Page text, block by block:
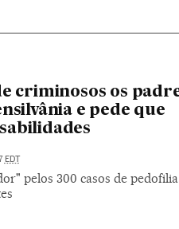
criminosos os
e pede que
EDT
pelos 300 casos de pedofilia